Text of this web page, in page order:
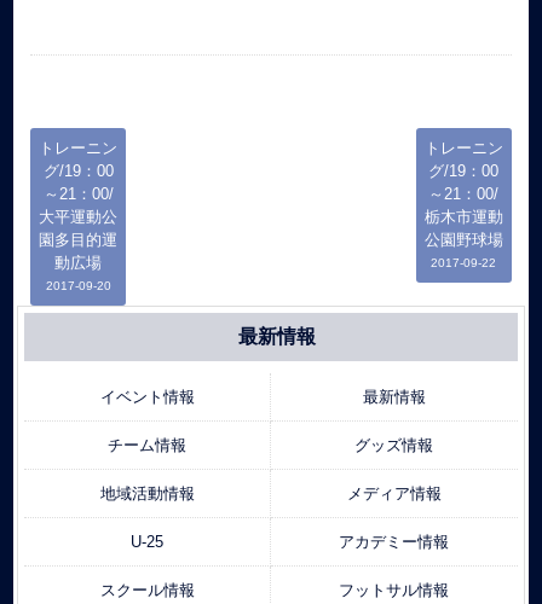
トレーニン
グ/19：00
～21：00/
大平運動公
園多目的運
動広場
2017-09-20
トレーニン
グ/19：00
～21：00/
栃木市運動
公園野球場
2017-09-22
最新情報
イベント情報 最新情報
チーム情報 グッズ情報
地域活動情報 メディア情報
U-25 アカデミー情報
スクール情報 フットサル情報